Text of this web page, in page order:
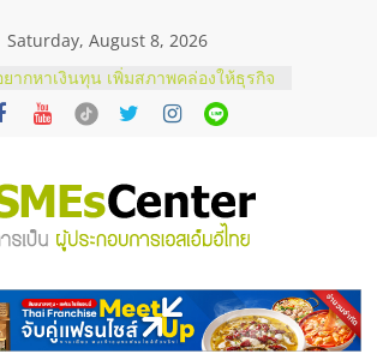
Saturday, August 8, 2026
ริษัท Cybersecurity ในไทยที่ไหนดี?
วิธีเลือกผู้ให้บริการให้คุ้มค่าและตอบ
โจทย์ธุรกิจ
มมนาออนไลน์ โอกาสบริหารสถานี
ริการน้ำมัน Shell
มมนาลงทุน แฟรนไชส์ยอนนี่
ชส์ ครั้งที่ 8
านเครื่องเสียงคุณภาพสูง พร้อม
ซลูชันระบบภาพและเสียง